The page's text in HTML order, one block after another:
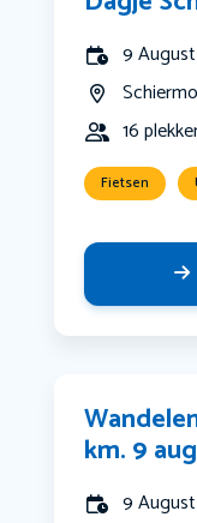
9
16
Fietsen
km. 9
9